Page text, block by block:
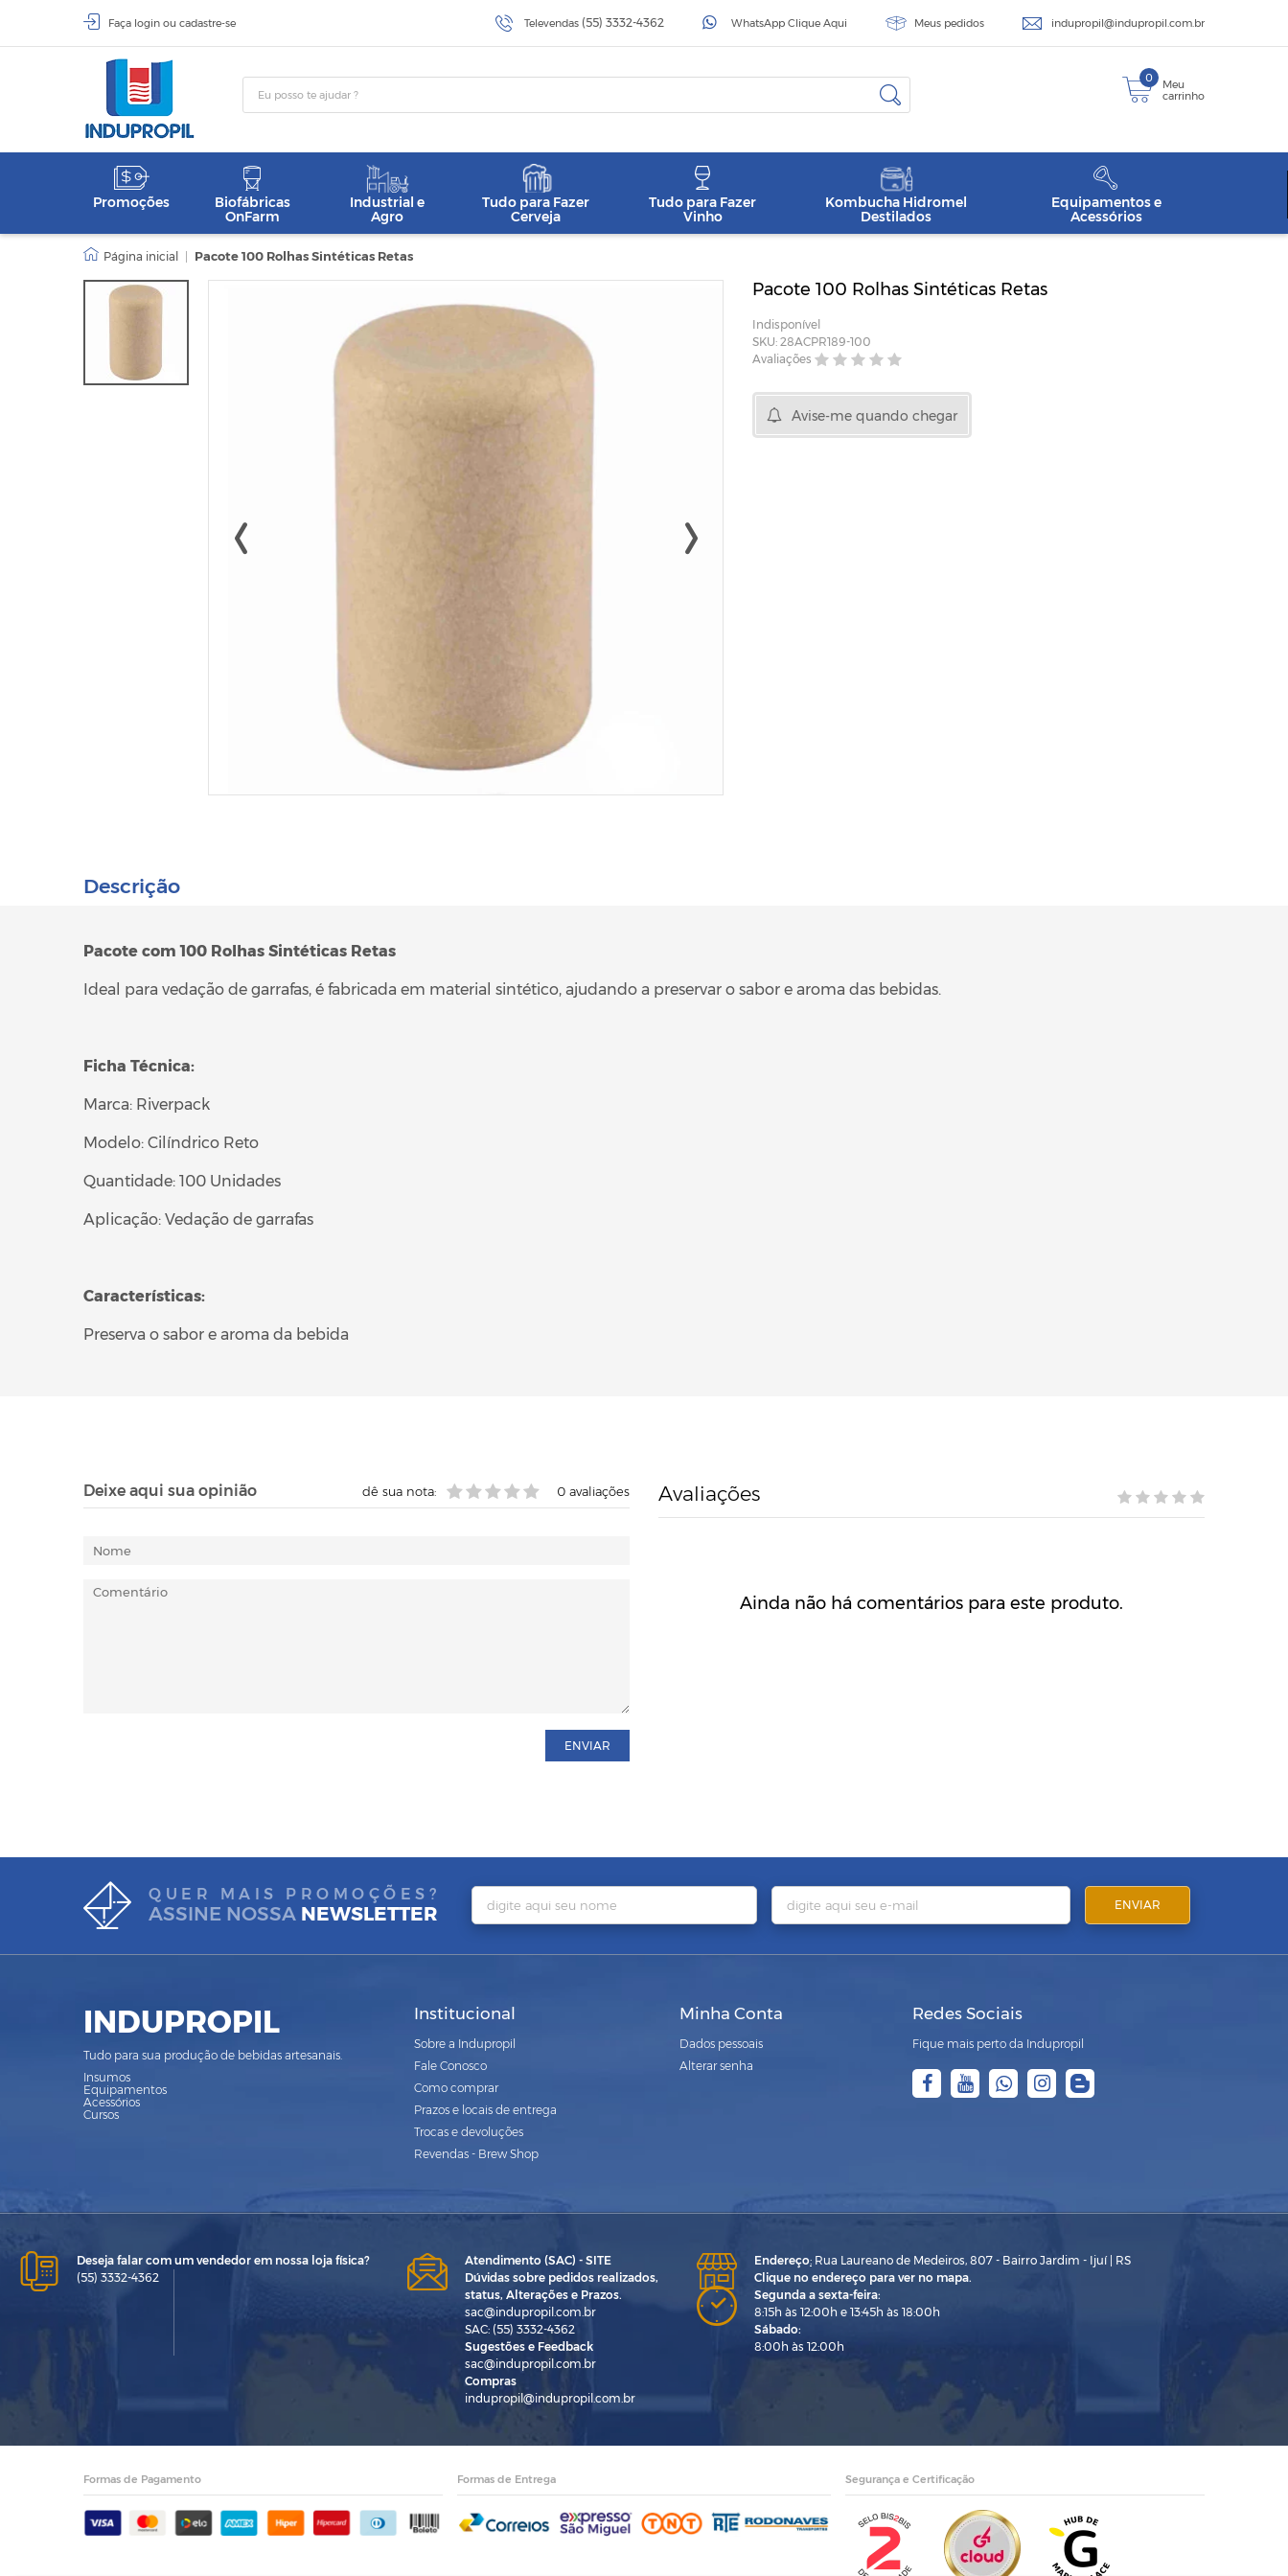
Faça login ou cadastre-se Televendas (55) 3332-4362 WhatsApp Clique Aqui Meus pedidos indupropil@indupropil.com.br
0
Meu
carrinho
Promoções
Biofábricas
OnFarm
Industrial e
Agro
Tudo para Fazer
Cerveja
Tudo para Fazer
Vinho
Kombucha Hidromel
Destilados
Equipamentos e
Acessórios
Pacote 100 Rolhas Sintéticas Retas
Pacote 100 Rolhas Sintéticas Retas
Indisponível
SKU: 28ACPR189-100
Avaliações
Avise-me quando chegar
Descrição
Pacote com 100 Rolhas Sintéticas Retas
Ideal para vedação de garrafas, é fabricada em material sintético, ajudando a preservar o sabor e aroma das bebidas.
Ficha Técnica:
Marca: Riverpack
Modelo: Cilíndrico Reto
Quantidade: 100 Unidades
Aplicação: Vedação de garrafas
Características:
Preserva o sabor e aroma da bebida
Deixe aqui sua opinião 0 avaliações
dê sua nota:
ENVIAR
Avaliações
Ainda não há comentários para este produto.
QUER MAIS PROMOÇÕES?
ASSINE NOSSA NEWSLETTER
INDUPROPIL
Tudo para sua produção de bebidas artesanais.
Insumos
Equipamentos
Acessórios
Cursos
Institucional
Sobre a Indupropil
Fale Conosco
Como comprar
Prazos e locais de entrega
Trocas e devoluções
Revendas - Brew Shop
Minha Conta
Dados pessoais
Alterar senha
Redes Sociais
Fique mais perto da Indupropil
Deseja falar com um vendedor em nossa loja física?
(55) 3332-4362
Atendimento (SAC) - SITE
Dúvidas sobre pedidos realizados,
status, Alterações e Prazos.
sac@indupropil.com.br
SAC: (55) 3332-4362
Sugestões e Feedback
sac@indupropil.com.br
Compras
indupropil@indupropil.com.br
Endereço: Rua Laureano de Medeiros, 807 - Bairro Jardim - Ijuí | RS
Clique no endereço para ver no mapa.
Segunda a sexta-feira:
8:15h às 12:00h e 13:45h às 18:00h
Sábado:
8:00h às 12:00h
Formas de Pagamento Formas de Entrega Segurança e Certificação